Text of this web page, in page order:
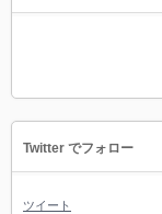
Twitter でフォロー
ツイート